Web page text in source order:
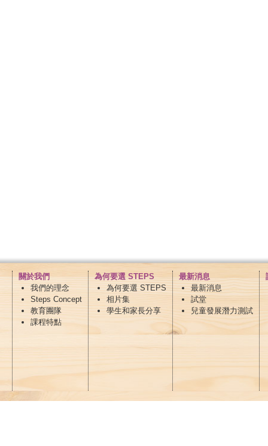
關於我們
我們的理念
Steps Concept
教育團隊
課程特點
為何要選 STEPS
為何要選 STEPS
相片集
學生和家長分享
最新消息
最新消息
試堂
兒童發展潛力測試